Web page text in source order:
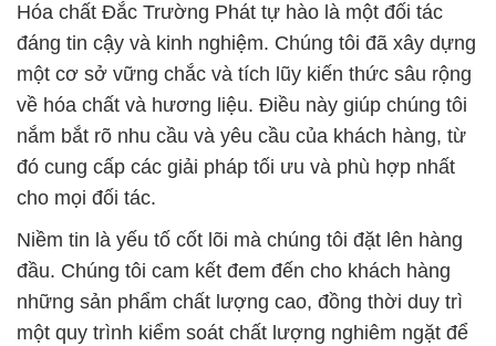
Hóa chất Đắc Trường Phát tự hào là một đối tác
đáng tin cậy và kinh nghiệm. Chúng tôi đã xây dựng
một cơ sở vững chắc và tích lũy kiến thức sâu rộng
về hóa chất và hương liệu. Điều này giúp chúng tôi
nắm bắt rõ nhu cầu và yêu cầu của khách hàng, từ
đó cung cấp các giải pháp tối ưu và phù hợp nhất
cho mọi đối tác.
Niềm tin là yếu tố cốt lõi mà chúng tôi đặt lên hàng
đầu. Chúng tôi cam kết đem đến cho khách hàng
những sản phẩm chất lượng cao, đồng thời duy trì
một quy trình kiểm soát chất lượng nghiêm ngặt để